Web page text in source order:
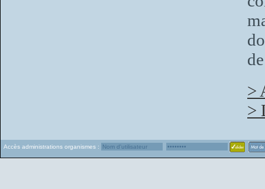
>
>
Accès administrations organismes :